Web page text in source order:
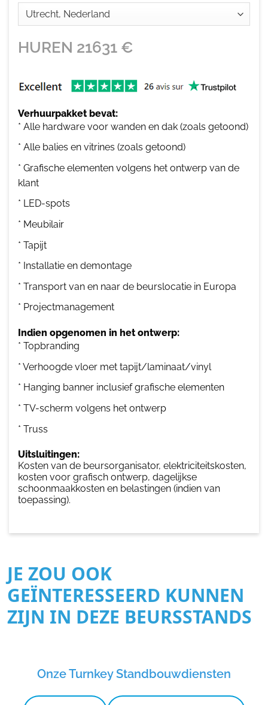
HUREN 21631 €
Verhuurpakket bevat:
* Alle hardware voor wanden en dak (zoals getoond)
* Alle balies en vitrines (zoals getoond)
* Grafische elementen volgens het ontwerp van de
klant
* LED-spots
* Meubilair
* Tapijt
* Installatie en demontage
* Transport van en naar de beurslocatie in Europa
* Projectmanagement
Indien opgenomen in het ontwerp:
* Topbranding
* Verhoogde vloer met tapijt/laminaat/vinyl
* Hanging banner inclusief grafische elementen
* TV-scherm volgens het ontwerp
* Truss
Uitsluitingen:
Kosten van de beursorganisator, elektriciteitskosten,
kosten voor grafisch ontwerp, dagelijkse
schoonmaakkosten en belastingen (indien van
toepassing).
JE ZOU OOK
GEÏNTERESSEERD KUNNEN
ZIJN IN DEZE BEURSSTANDS
Onze Turnkey Standbouwdiensten